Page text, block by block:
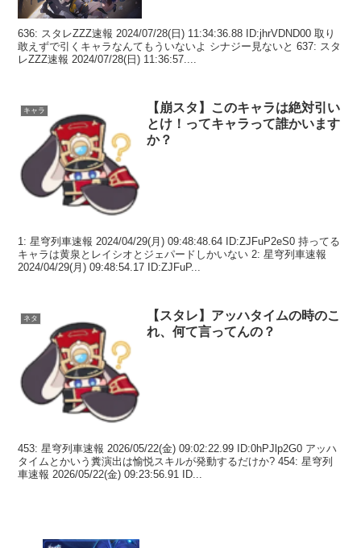
636: スタレZZZ速報 2024/07/28(日) 11:34:36.88 ID:jhrVDND00 取り
敢えずで引くキャラなんてもういないよ シナジー見ないと 637: スタ
レZZZ速報 2024/07/28(日) 11:36:57....
キャラ
【崩スタ】このキャラは絶対引い
とけ！ってキャラって誰かいます
か？
1: 星穹列車速報 2024/04/29(月) 09:48:48.64 ID:ZJFuP2eS0 持ってる
キャラは黄泉とレイシオとジェパードしかいない 2: 星穹列車速報
2024/04/29(月) 09:48:54.17 ID:ZJFuP...
ネタ
【スタレ】アッハタイムの時のこ
れ、何て言ってんの？
453: 星穹列車速報 2026/05/22(金) 09:02:22.99 ID:0hPJlp2G0 アッハ
タイムとかいう糞演出は愉悦スキルが発動するだけか? 454: 星穹列
車速報 2026/05/22(金) 09:23:56.91 ID...